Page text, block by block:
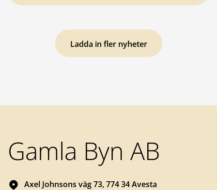
Ladda in fler nyheter
Gamla Byn AB
Axel Johnsons väg 73, 774 34 Avesta